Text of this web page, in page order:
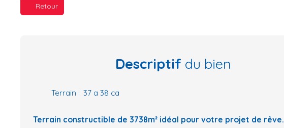
Retour
Descriptif du bien
Terrain : 37 a 38 ca
Terrain constructible de 3738m² idéal pour votre projet de rêve.